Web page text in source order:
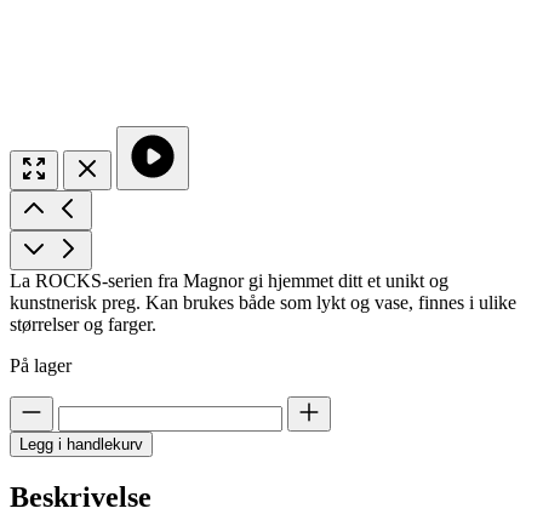
La ROCKS-serien fra Magnor gi hjemmet ditt et unikt og
kunstnerisk preg. Kan brukes både som lykt og vase, finnes i ulike
størrelser og farger.
På lager
Legg i handlekurv
Beskrivelse